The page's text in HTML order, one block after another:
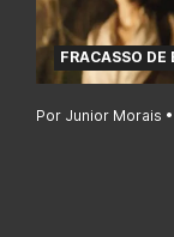
FRACASSO DE
Por Junior Morais